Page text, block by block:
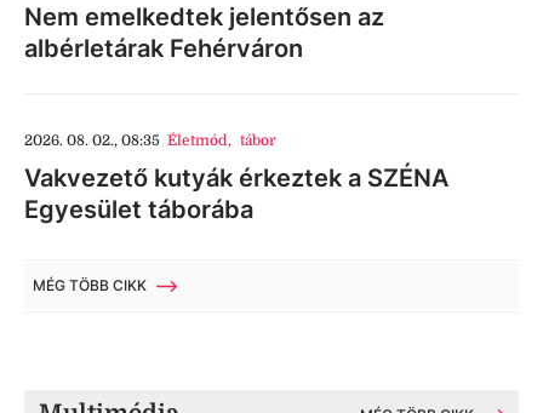
Nem emelkedtek jelentősen az
albérletárak Fehérváron
2026. 08. 02., 08:35 Életmód, tábor
Vakvezető kutyák érkeztek a SZÉNA
Egyesület táborába
MÉG TÖBB CIKK